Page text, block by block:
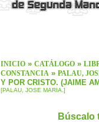
INICIO» CATÁLOGO»
CONSTANCIA» PALAU,
Y POR CRISTO. (JAIME
[PALAU, JOSE MARIA.]
Búscalo